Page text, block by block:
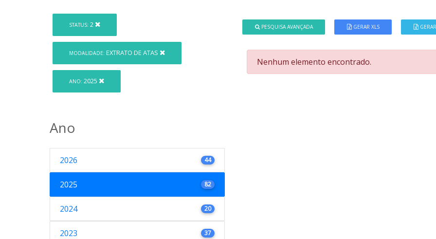
STATUS: 2
MODALIDADE: EXTRATO DE ATAS
ANO: 2025
Ano
2026 44
2025 82
2024 20
2023 37
PESQUISA AVANÇADA GERAR XLS
Nenhum elemento encontrado.